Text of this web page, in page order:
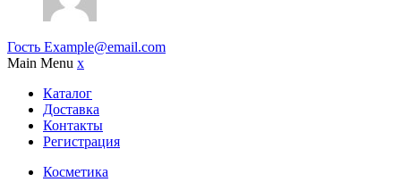
Гость Example@email.com
Main Menu x
Каталог
Доставка
Контакты
Регистрация
Косметика